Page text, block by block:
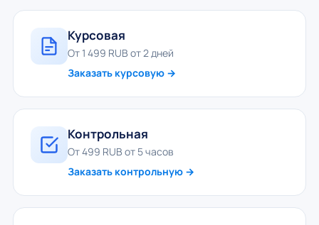
Курсовая
От 1 499 RUB от 2 дней
Заказать курсовую →
Контрольная
От 499 RUB от 5 часов
Заказать контрольную →